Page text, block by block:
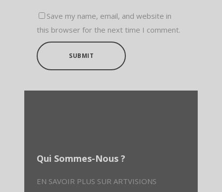
Save my name, email, and website in
this browser for the next time I comment.
SUBMIT
Qui Sommes-Nous ?
EN SAVOIR PLUS SUR ARTVISIONS